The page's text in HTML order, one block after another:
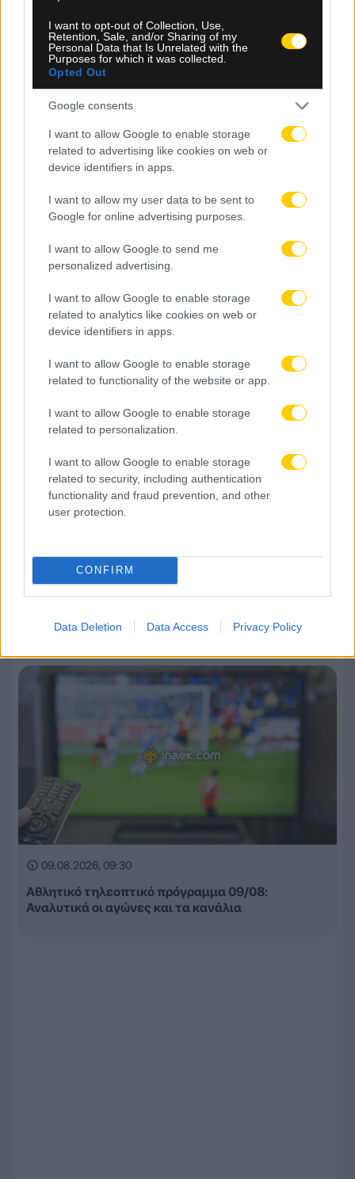
I want to opt-out of Collection, Use,
Retention, Sale, and/or Sharing of my
Personal Data that Is Unrelated with the
Purposes for which it was collected.
Opted Out
Google consents
I want to allow Google to enable storage
related to advertising like cookies on web or
device identifiers in apps.
I want to allow my user data to be sent to
Google for online advertising purposes.
I want to allow Google to send me
personalized advertising.
I want to allow Google to enable storage
related to analytics like cookies on web or
device identifiers in apps.
I want to allow Google to enable storage
related to functionality of the website or app.
I want to allow Google to enable storage
related to personalization.
I want to allow Google to enable storage
related to security, including authentication
functionality and fraud prevention, and other
user protection.
CONFIRM
Data Deletion Data Access Privacy Policy
09.08.2026, 10:07
Χετάφε: Σοκαριστικός τραυματισμός για τον
Κριστάντους Ούτσε, κινδυνεύει να χάσει όλη τη
σεζόν
09.08.2026, 09:48
για τον θάνατο του Χόρχε Μέσι
09.08.2026, 09:30
Αθλητικό τηλεοπτικό πρόγραμμα 09/08:
Αναλυτικά οι αγώνες και τα κανάλια